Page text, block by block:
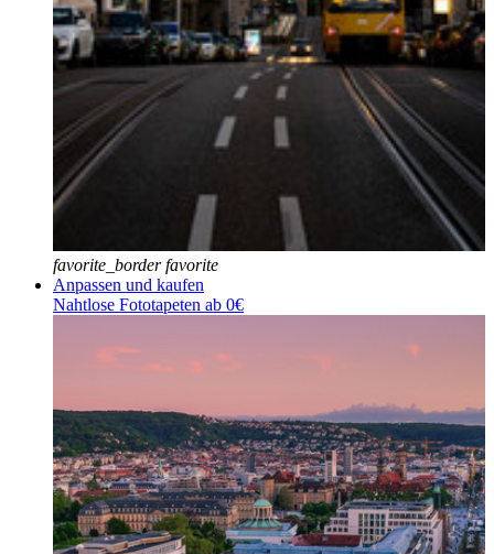
favorite_border favorite
Anpassen und kaufen
Nahtlose Fototapeten ab 0€